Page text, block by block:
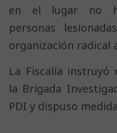
en el lugar no
personas
organización radical
La Fiscalía instruyó
la Brigada
PDI y dispuso